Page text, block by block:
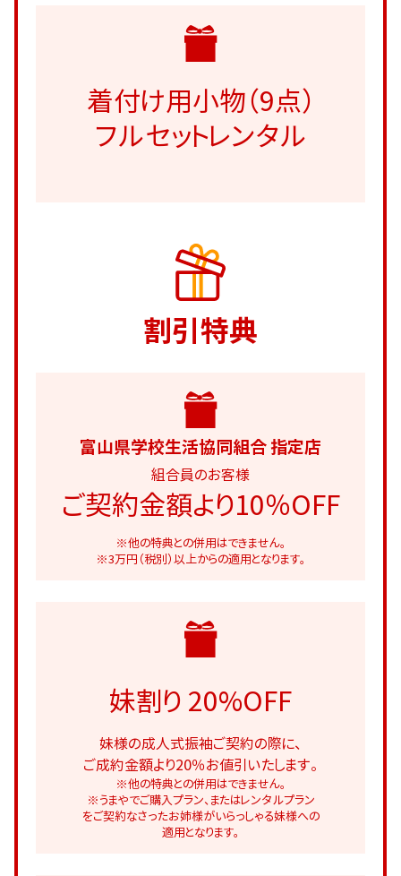
着付け用小物（9点）
フルセットレンタル
割引特典
富山県学校生活協同組合 指定店
組合員のお客様
ご契約金額より10％OFF
※他の特典との併用はできません。
※3万円（税別）以上からの適用となります。
妹割り 20%OFF
妹様の成人式振袖ご契約の際に、
ご成約金額より20％お値引いたします。
※他の特典との併用はできません。
※うまやでご購入プラン、またはレンタルプラン
をご契約なさったお姉様がいらっしゃる妹様への
適用となります。